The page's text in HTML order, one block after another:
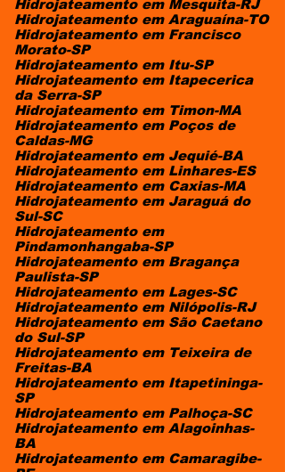
Hidrojateamento em Mesquita-RJ
Hidrojateamento em Araguaína-TO
Hidrojateamento em Francisco
Morato-SP
Hidrojateamento em Itu-SP
Hidrojateamento em Itapecerica
da Serra-SP
Hidrojateamento em Timon-MA
Hidrojateamento em Poços de
Caldas-MG
Hidrojateamento em Jequié-BA
Hidrojateamento em Linhares-ES
Hidrojateamento em Caxias-MA
Hidrojateamento em Jaraguá do
Sul-SC
Hidrojateamento em
Pindamonhangaba-SP
Hidrojateamento em Bragança
Paulista-SP
Hidrojateamento em Lages-SC
Hidrojateamento em Nilópolis-RJ
Hidrojateamento em São Caetano
do Sul-SP
Hidrojateamento em Teixeira de
Freitas-BA
Hidrojateamento em Itapetininga-
SP
Hidrojateamento em Palhoça-SC
Hidrojateamento em Alagoinhas-
BA
Hidrojateamento em Camaragibe-